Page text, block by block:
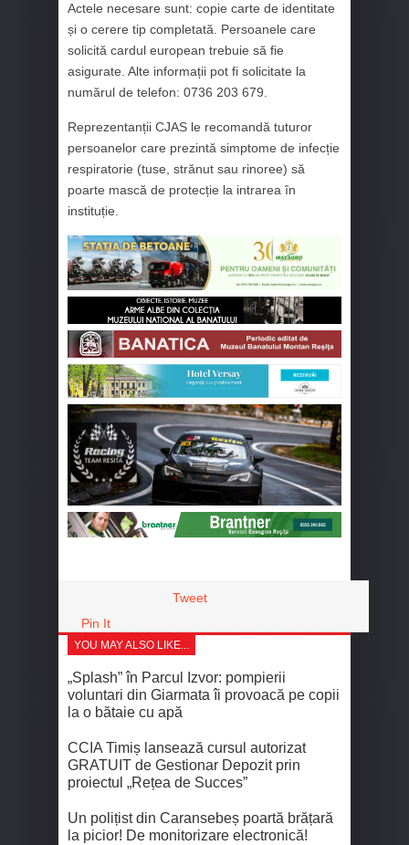
Actele necesare sunt: copie carte de identitate
și o cerere tip completată. Persoanele care
solicită cardul european trebuie să fie
asigurate. Alte informații pot fi solicitate la
numărul de telefon: 0736 203 679.
Reprezentanții CJAS le recomandă tuturor
persoanelor care prezintă simptome de infecție
respiratorie (tuse, strănut sau rinoree) să
poarte mască de protecție la intrarea în
instituție.
Tweet
Pin It
YOU MAY ALSO LIKE...
„Splash” în Parcul Izvor: pompierii
voluntari din Giarmata îi provoacă pe copii
la o bătaie cu apă
CCIA Timiș lansează cursul autorizat
GRATUIT de Gestionar Depozit prin
proiectul „Rețea de Succes”
Un polițist din Caransebeș poartă brățară
la picior! De monitorizare electronică!